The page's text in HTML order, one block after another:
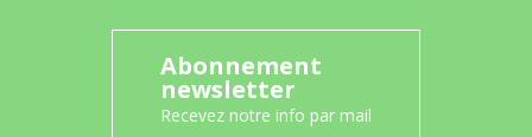
Abonnement
newsletter
Recevez notre info par mail